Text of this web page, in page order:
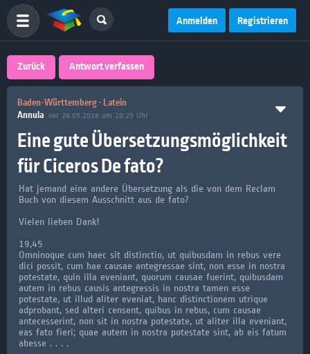
Anmelden Registrieren
Zurück Antwort verfassen
Baden-Württemberg - Latein
Annula vor 29.05.2016 um 20:25 Uhr
Eine gute Übersetzungsmöglichkeit
für Ciceros De fato?
Hat jemand eine andere Übersetzung als die von dem Reclam
Buch von diesem Ausschnitt aus de fato?
Vielen lieben Dank!
19,45
Omninoque cum haec sit distinctio, ut quibusdam in rebus vere
dici possit, cum hae causae antegressae sint, non esse in nostra
potestate, quin illa eveniant, quorum causae fuerint, quibusdam
autem in rebus causis antegressis in nostra tamen esse
potestate, ut illud aliter eveniat, hanc distinctionem utrique
adprobant, sed alteri censent, quibus in rebus, cum causae
antecesserint, non sit in nostra potestate, ut aliter illa eveniant,
eas fato fieri; quae autem in nostra potestate sint, ab eis fatum
abesse . . . .